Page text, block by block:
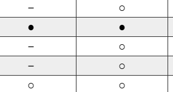
－ ○
● ●
－ ○
－ ○
○ ○